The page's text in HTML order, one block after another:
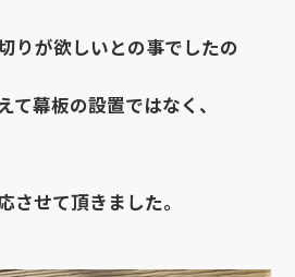
りが欲しいとの事でしたの
て幕板の設置ではなく、
させて頂きました。